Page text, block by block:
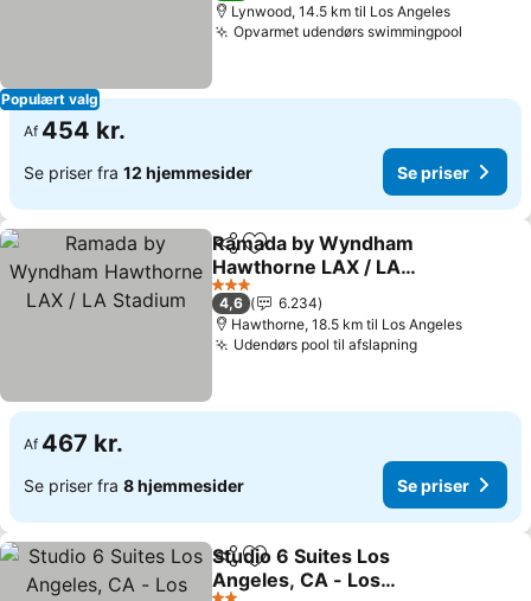
Populært valg
Lynwood, 14.5 km til Los Angeles
Opvarmet udendørs swimmingpool
Af 454 kr.
Se priser fra 12 hjemmesider Se priser
Del Føj til favoritter
Ramada by Wyndham
Hawthorne LAX / LA
Stadium
Se priser
3 Stjerner
4,6
6.234
Hawthorne, 18.5 km til Los Angeles
Udendørs pool til afslapningSe priser
Af 467 kr.
Se priser fra 8 hjemmesider Se priser
Del Føj til favoritter
Studio 6 Suites Los
Angeles, CA - Los